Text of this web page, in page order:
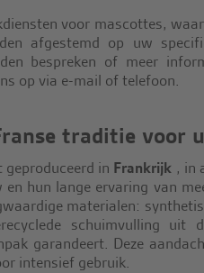
voor mascottes,
afgestemd op uw
bespreken of meer
op via e-mail of telefoon.
traditie voor
in Frankrijk , in
en hun lange ervaring van
materialen:
schuimvulling uit
garandeert. Deze
intensief gebruik.